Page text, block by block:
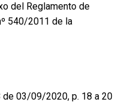
del Reglamento de
540/2011 de la
de 03/09/2020, p. 18 a 20